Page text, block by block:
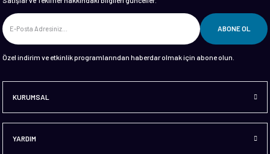
KURUMSAL
YARDIM
ABONE OL
Özel indirim ve etkinlik programlarından haberdar olmak için abone olun.